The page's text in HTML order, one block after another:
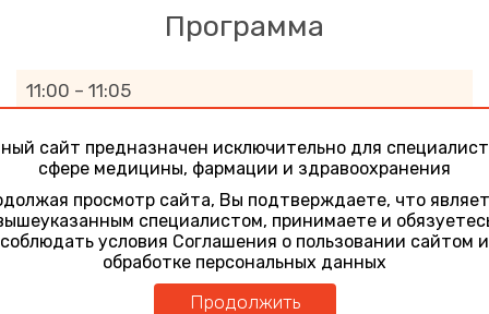
Программа
11:00 – 11:05
Ардатская Мария Дмитриевна
11:05 – 12:05
Про-, пре- и метабиотики как средства
таргетной терапии заболеваний ЖКТ
При поддержке компаний ООО «БИОКОДЕКС», АО
сайт предназначен исключительно для
сфере медицины, фармации и здравоохранения
просмотр сайта, Вы подтверждаете, что
специалистом, принимаете и
соблюдать условия Соглашения о пользовании сайтом и
обработке персональных данных
Продолжить